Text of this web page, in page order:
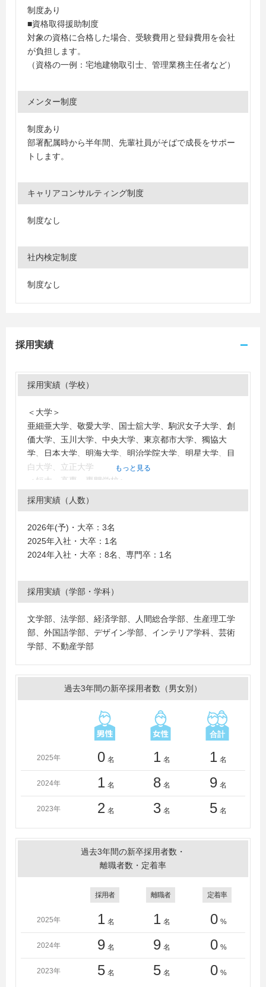
制度あり
■資格取得援助制度
対象の資格に合格した場合、受験費用と登録費用を会社
が負担します。
（資格の一例：宅地建物取引士、管理業務主任者など）
メンター制度
制度あり
部署配属時から半年間、先輩社員がそばで成長をサポー
トします。
キャリアコンサルティング制度
制度なし
社内検定制度
制度なし
採用実績
採用実績（学校）
＜大学＞
亜細亜大学、敬愛大学、国士舘大学、駒沢女子大学、創
価大学、玉川大学、中央大学、東京都市大学、獨協大
学、日本大学、明海大学、明治学院大学、明星大学、目
白大学、立正大学
＜短大・高専・専門学校＞
東京モード学園
もっと見る
採用実績（人数）
2026年(予)・大卒：3名
2025年入社・大卒：1名
2024年入社・大卒：8名、専門卒：1名
採用実績（学部・学科）
文学部、法学部、経済学部、人間総合学部、生産理工学
部、外国語学部、デザイン学部、インテリア学科、芸術
学部、不動産学部
過去3年間の新卒採用者数（男女別）
2025年 0 名 1 名 1 名
2024年 1 名 8 名 9 名
2023年 2 名 3 名 5 名
過去3年間の新卒採用者数・
離職者数・定着率
採用者 離職者 定着率
2025年 1 名 1 名 0 %
2024年 9 名 9 名 0 %
2023年 5 名 5 名 0 %